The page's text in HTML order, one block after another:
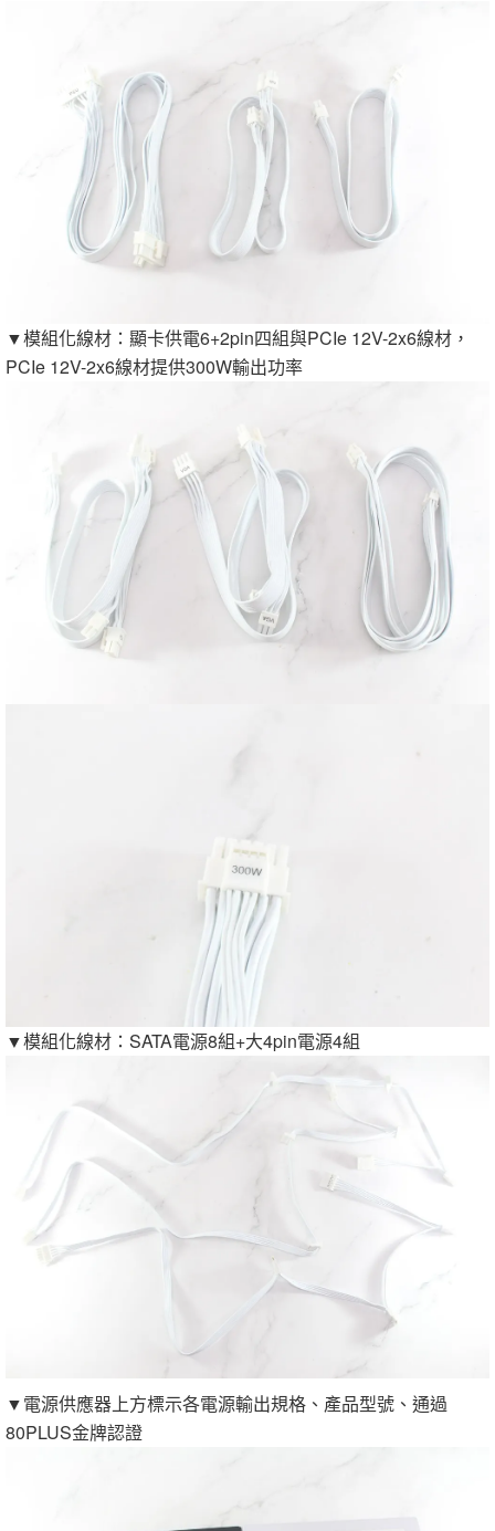
▼模組化線材：顯卡供電6+2pin四組與PCIe 12V-2x6線材，
PCIe 12V-2x6線材提供300W輸出功率
▼模組化線材：SATA電源8組+大4pin電源4組
▼電源供應器上方標示各電源輸出規格、產品型號、通過
80PLUS金牌認證